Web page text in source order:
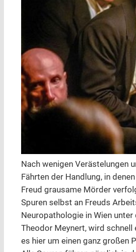
Nach wenigen Verästelungen
Fährten der Handlung, in
Freud grausame Mörder
Spuren selbst an Freuds
Neuropathologie in Wien unter
Theodor Meynert, wird schnell
es hier um einen ganz großen